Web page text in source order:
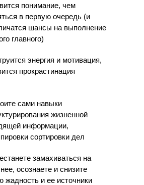
понимание, чем
в первую очередь (и
шансы на выполнение
главного)
энергия и мотивация,
прокрастинация
сами навыки
жизненной
информации,
сортировки дел
замахиваться на
осознаете и снизите
жадность и ее источники